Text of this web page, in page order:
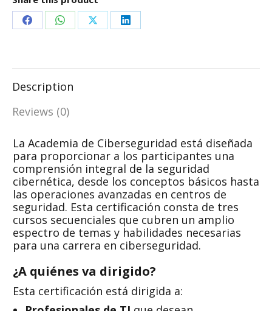
Share Share Share Share
Description
Reviews (0)
La Academia de Ciberseguridad está diseñada
para proporcionar a los participantes una
comprensión integral de la seguridad
cibernética, desde los conceptos básicos hasta
las operaciones avanzadas en centros de
seguridad. Esta certificación consta de tres
cursos secuenciales que cubren un amplio
espectro de temas y habilidades necesarias
para una carrera en ciberseguridad.
¿A quiénes va dirigido?
Esta certificación está dirigida a: